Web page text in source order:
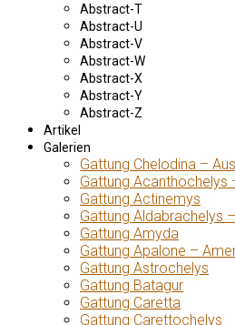
Abstract-T
Abstract-U
Abstract-V
Abstract-W
Abstract-X
Abstract-Y
Abstract-Z
Artikel
Galerien
Gattung Chelodina –
Gattung Acanthochelys
Gattung Actinemys
Gattung Aldabrachelys
Gattung Amyda
Gattung Apalone –
Gattung Astrochelys
Gattung Batagur
Gattung Caretta
Gattung Carettochelys